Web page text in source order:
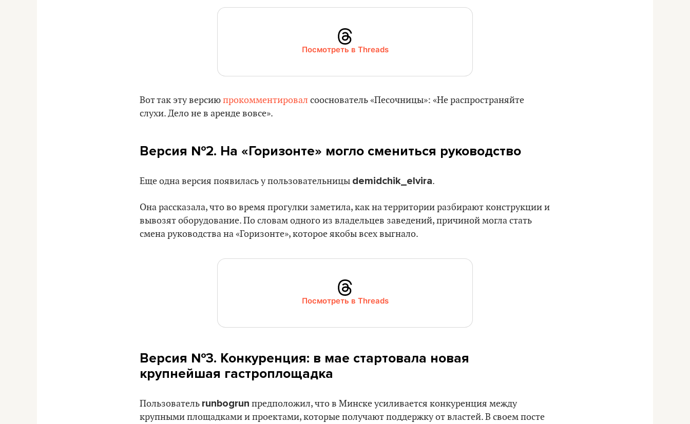
Посмотреть в Threads
Вот так эту версиюпрокомментировал сооснователь «Песочницы»: «Не распространяйте
слухи. Дело не в аренде вовсе».
Версия №2. На «Горизонте» могло смениться руководство
Еще одна версия появилась у пользовательницы demidchik_elvira.
Она рассказала, что во время прогулки заметила, как на территории разбирают конструкции и
вывозят оборудование. По словам одного из владельцев заведений, причиной могла стать
смена руководства на «Горизонте», которое якобы всех выгнало.
Посмотреть в Threads
Версия №3. Конкуренция: в мае стартовала новая
крупнейшая гастроплощадка
Пользователь runbogrun предположил, что в Минске усиливается конкуренция между
крупными площадками и проектами, которые получают поддержку от властей. В своем посте